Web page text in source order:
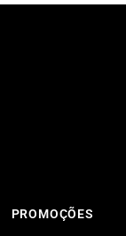
PROMOÇÕES